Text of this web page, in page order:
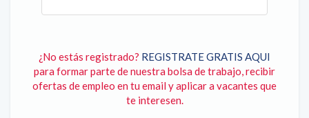
¿No estás registrado? REGISTRATE GRATIS AQUI
para formar parte de nuestra bolsa de trabajo, recibir
ofertas de empleo en tu email y aplicar a vacantes que
te interesen.